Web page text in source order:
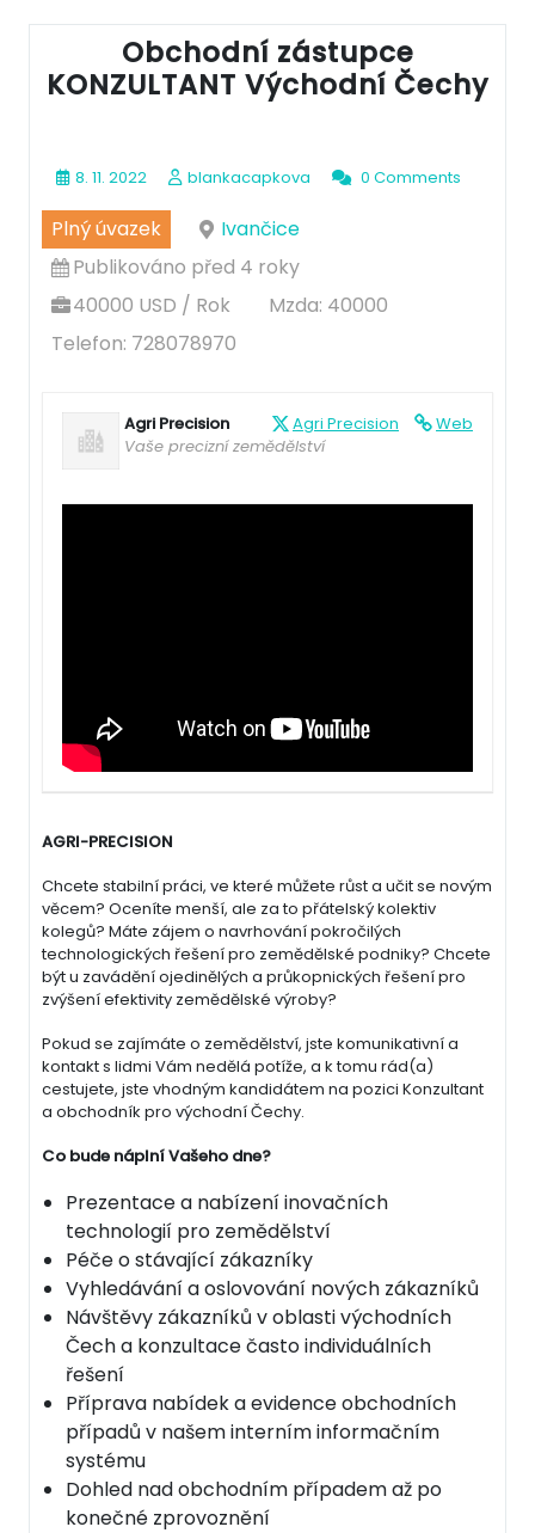
Obchodní zástupce
KONZULTANT Východní Čechy
8. 11. 2022 blankacapkova 0 Comments
Plný úvazek
Ivančice
Publikováno před 4 roky
40000 USD / Rok
Mzda: 40000
Telefon: 728078970
Web
Agri Precision
Agri Precision
Vaše precizní zemědělství
AGRI-PRECISION
Chcete stabilní práci, ve které můžete růst a učit se novým
věcem? Oceníte menší, ale za to přátelský kolektiv
kolegů? Máte zájem o navrhování pokročilých
technologických řešení pro zemědělské podniky? Chcete
být u zavádění ojedinělých a průkopnických řešení pro
zvýšení efektivity zemědělské výroby?
Pokud se zajímáte o zemědělství, jste komunikativní a
kontakt s lidmi Vám nedělá potíže, a k tomu rád(a)
cestujete, jste vhodným kandidátem na pozici Konzultant
a obchodník pro východní Čechy.
Co bude náplní Vašeho dne?
Prezentace a nabízení inovačních
technologií pro zemědělství
Péče o stávající zákazníky
Vyhledávání a oslovování nových zákazníků
Návštěvy zákazníků v oblasti východních
Čech a konzultace často individuálních
řešení
Příprava nabídek a evidence obchodních
případů v našem interním informačním
systému
Dohled nad obchodním případem až po
konečné zprovoznění